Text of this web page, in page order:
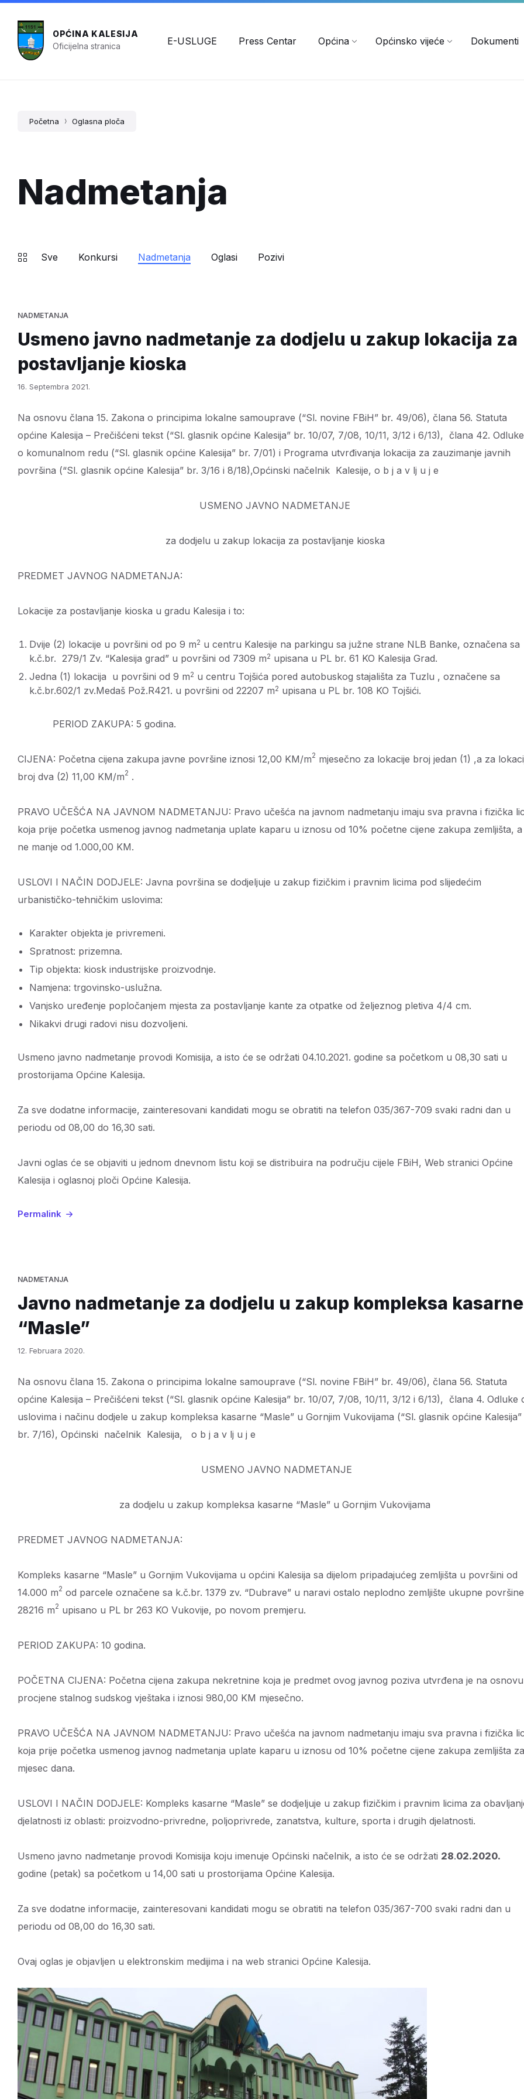
OPĆINA KALESIJA
Oficijelna stranica
E-USLUGE Press Centar Općina Općinsko vijeće Dokumenti
Početna Oglasna ploča
Nadmetanja
Sve Konkursi Nadmetanja Oglasi Pozivi
NADMETANJA
Usmeno javno nadmetanje za dodjelu u zakup lokacija za
postavljanje kioska
16. Septembra 2021.
Na osnovu člana 15. Zakona o principima lokalne samouprave (“Sl. novine FBiH” br. 49/06), člana 56. Statuta
općine Kalesija – Prečišćeni tekst (“Sl. glasnik općine Kalesija” br. 10/07, 7/08, 10/11, 3/12 i 6/13), člana 42. Odluke
o komunalnom redu (“Sl. glasnik općine Kalesija” br. 7/01) i Programa utvrđivanja lokacija za zauzimanje javnih
površina (“Sl. glasnik općine Kalesija” br. 3/16 i 8/18),Općinski načelnik Kalesije, o b j a v lj u j e
USMENO JAVNO NADMETANJE
za dodjelu u zakup lokacija za postavljanje kioska
PREDMET JAVNOG NADMETANJA:
Lokacije za postavljanje kioska u gradu Kalesija i to:
Dvije (2) lokacije u površini od po 9 m2 u centru Kalesije na parkingu sa južne strane NLB Banke, označena sa
k.č.br. 279/1 Zv. “Kalesija grad” u površini od 7309 m2 upisana u PL br. 61 KO Kalesija Grad.
Jedna (1) lokacija u površini od 9 m2 u centru Tojšića pored autobuskog stajališta za Tuzlu , označene sa
k.č.br.602/1 zv.Medaš Pož.R421. u površini od 22207 m2 upisana u PL br. 108 KO Tojšići.
PERIOD ZAKUPA: 5 godina.
CIJENA: Početna cijena zakupa javne površine iznosi 12,00 KM/m2 mjesečno za lokacije broj jedan (1) ,a za
broj dva (2) 11,00 KM/m2 .
PRAVO UČEŠĆA NA JAVNOM NADMETANJU: Pravo učešća na javnom nadmetanju imaju sva pravna i fizička
koja prije početka usmenog javnog nadmetanja uplate kaparu u iznosu od 10% početne cijene zakupa zemljišta, a
ne manje od 1.000,00 KM.
USLOVI I NAČIN DODJELE: Javna površina se dodjeljuje u zakup fizičkim i pravnim licima pod slijedećim
urbanističko-tehničkim uslovima:
Karakter objekta je privremeni.
Spratnost: prizemna.
Tip objekta: kiosk industrijske proizvodnje.
Namjena: trgovinsko-uslužna.
Vanjsko uređenje popločanjem mjesta za postavljanje kante za otpatke od željeznog pletiva 4/4 cm.
Nikakvi drugi radovi nisu dozvoljeni.
Usmeno javno nadmetanje provodi Komisija, a isto će se održati 04.10.2021. godine sa početkom u 08,30 sati u
prostorijama Općine Kalesija.
Za sve dodatne informacije, zainteresovani kandidati mogu se obratiti na telefon 035/367-709 svaki radni dan u
periodu od 08,00 do 16,30 sati.
Javni oglas će se objaviti u jednom dnevnom listu koji se distribuira na području cijele FBiH, Web stranici Općine
Kalesija i oglasnoj ploči Općine Kalesija.
Permalink
NADMETANJA
Javno nadmetanje za dodjelu u zakup kompleksa kasarne
“Masle”
12. Februara 2020.
Na osnovu člana 15. Zakona o principima lokalne samouprave (“Sl. novine FBiH” br. 49/06), člana 56. Statuta
općine Kalesija – Prečišćeni tekst (“Sl. glasnik općine Kalesija” br. 10/07, 7/08, 10/11, 3/12 i 6/13), člana 4. Odluke
uslovima i načinu dodjele u zakup kompleksa kasarne “Masle” u Gornjim Vukovijama (“Sl. glasnik općine Kalesija”
br. 7/16), Općinski načelnik Kalesija, o b j a v lj u j e
USMENO JAVNO NADMETANJE
za dodjelu u zakup kompleksa kasarne “Masle” u Gornjim Vukovijama
PREDMET JAVNOG NADMETANJA:
Kompleks kasarne “Masle” u Gornjim Vukovijama u općini Kalesija sa dijelom pripadajućeg zemljišta u površini od
14.000 m2 od parcele označene sa k.č.br. 1379 zv. “Dubrave” u naravi ostalo neplodno zemljište ukupne površine
28216 m2 upisano u PL br 263 KO Vukovije, po novom premjeru.
PERIOD ZAKUPA: 10 godina.
POČETNA CIJENA: Početna cijena zakupa nekretnine koja je predmet ovog javnog poziva utvrđena je na osnovu
procjene stalnog sudskog vještaka i iznosi 980,00 KM mjesečno.
PRAVO UČEŠĆA NA JAVNOM NADMETANJU: Pravo učešća na javnom nadmetanju imaju sva pravna i fizička
koja prije početka usmenog javnog nadmetanja uplate kaparu u iznosu od 10% početne cijene zakupa zemljišta za
mjesec dana.
USLOVI I NAČIN DODJELE: Kompleks kasarne “Masle” se dodjeljuje u zakup fizičkim i pravnim licima za
djelatnosti iz oblasti: proizvodno-privredne, poljoprivrede, zanatstva, kulture, sporta i drugih djelatnosti.
Usmeno javno nadmetanje provodi Komisija koju imenuje Općinski načelnik, a isto će se održati 28.02.2020.
godine (petak) sa početkom u 14,00 sati u prostorijama Općine Kalesija.
Za sve dodatne informacije, zainteresovani kandidati mogu se obratiti na telefon 035/367-700 svaki radni dan u
periodu od 08,00 do 16,30 sati.
Ovaj oglas je objavljen u elektronskim medijima i na web stranici Općine Kalesija.